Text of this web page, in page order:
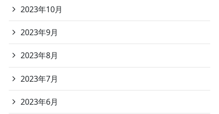
2023年10月
2023年9月
2023年8月
2023年7月
2023年6月